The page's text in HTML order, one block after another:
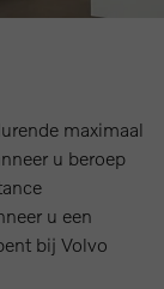
maximaal
u beroep
u een
bij Volvo